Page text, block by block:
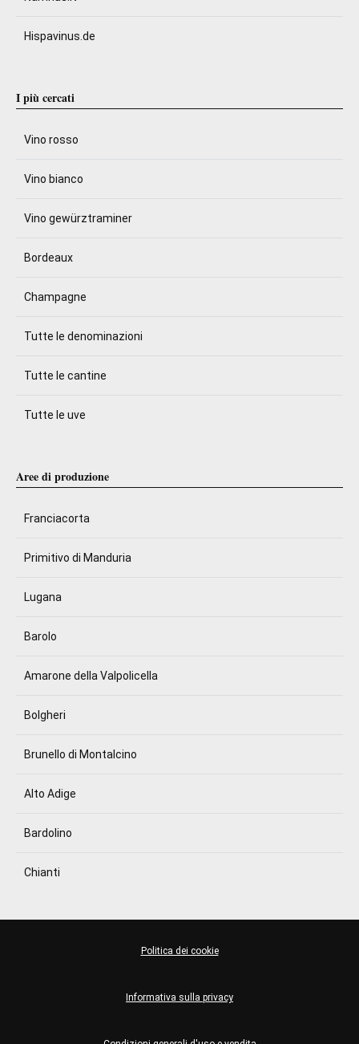
Hispavinus.de
I più cercati
Vino rosso
Vino bianco
Vino gewürztraminer
Bordeaux
Champagne
Tutte le denominazioni
Tutte le cantine
Tutte le uve
Aree di produzione
Franciacorta
Primitivo di Manduria
Lugana
Barolo
Amarone della Valpolicella
Bolgheri
Brunello di Montalcino
Alto Adige
Bardolino
Chianti
Informativa sulla privacy
Politica dei cookie